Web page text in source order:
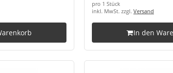
pro 1 Stück
inkl. MwSt. zzgl. Versand
In den